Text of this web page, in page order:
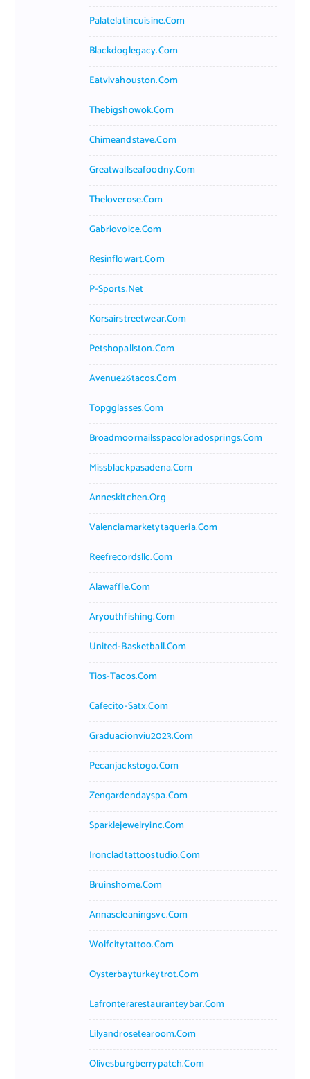
Palatelatincuisine.com
Blackdoglegacy.com
Eatvivahouston.com
Thebigshowok.com
Chimeandstave.com
Greatwallseafoodny.com
Theloverose.com
Gabriovoice.com
Resinflowart.com
P-Sports.net
Korsairstreetwear.com
Petshopallston.com
Avenue26tacos.com
Topgglasses.com
Broadmoornailsspacoloradosprings.com
Missblackpasadena.com
Anneskitchen.org
Valenciamarketytaqueria.com
Reefrecordsllc.com
Alawaffle.com
Aryouthfishing.com
United-Basketball.com
Tios-Tacos.com
Cafecito-Satx.com
Graduacionviu2023.com
Pecanjackstogo.com
Zengardendayspa.com
Sparklejewelryinc.com
Ironcladtattoostudio.com
Bruinshome.com
Annascleaningsvc.com
Wolfcitytattoo.com
Oysterbayturkeytrot.com
Lafronterarestauranteybar.com
Lilyandrosetearoom.com
Olivesburgberrypatch.com